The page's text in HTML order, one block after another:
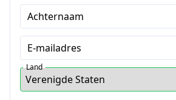
Achternaam
E-mailadres
Land